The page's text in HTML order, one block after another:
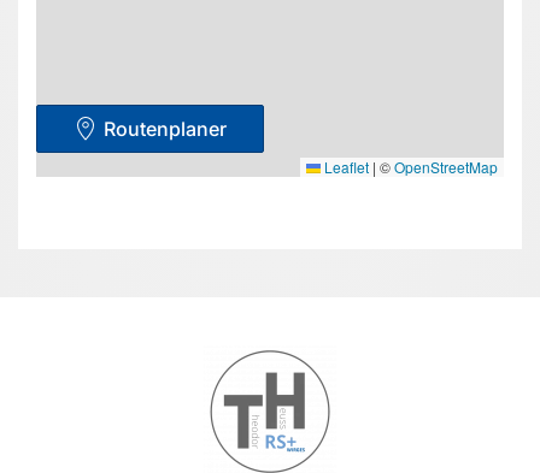
Leaflet | ©OpenStreetMap
Routenplaner